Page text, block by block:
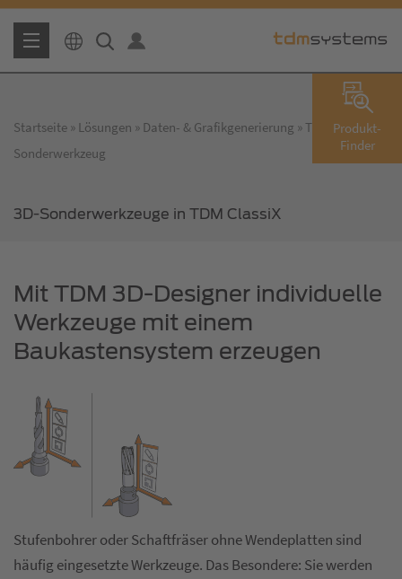
Produkt-
Finder
Startseite Lösungen Daten- & Grafikgenerierung
TDM 3D-
Sonderwerkzeug
3D-Sonderwerkzeuge in TDM ClassiX
Mit TDM 3D-Designer individuelle
Werkzeuge mit einem
Baukastensystem erzeugen
Stufenbohrer oder Schaftfräser ohne Wendeplatten sind
häufig eingesetzte Werkzeuge. Das Besondere: Sie werden